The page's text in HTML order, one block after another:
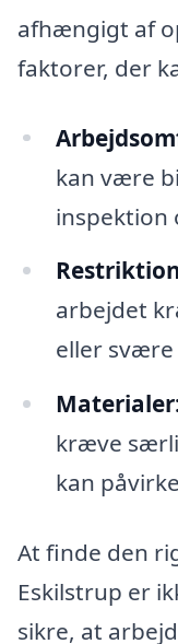
afhængigt af
faktorer, der
kan være
inspektion
arbejdet
eller svære
kræve
kan
At finde den
Eskilstrup er
sikre, at